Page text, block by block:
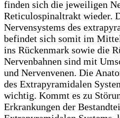
finden sich die jeweiligen
Reticulospinaltrakt wieder.
Nervensystems des
befindet sich somit im
ins Rückenmark sowie die
Nervenbahnen sind mit
und Nervenvenen. Die
des Extrapyramidalen
wichtig. Kommt es zu
Erkrankungen der